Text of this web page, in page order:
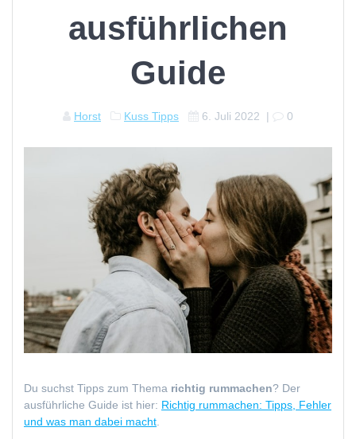
ausführlichen
Guide
Horst Kuss Tipps 6. Juli 2022 | 0
Du suchst Tipps zum Thema richtig rummachen? Der
ausführliche Guide ist hier: Richtig rummachen: Tipps, Fehler
und was man dabei macht